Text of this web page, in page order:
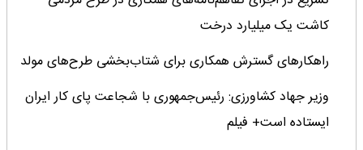
کاشت یک میلیارد درخت
راهکارهای گسترش همکاری برای شتاب‌بخشی طرح‌های مولد
وزیر جهاد کشاورزی: رئیس‌جمهوری با شجاعت پای کار ایران
ایستاده است+ فیلم